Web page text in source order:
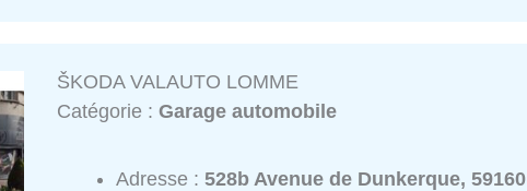
ŠKODA VALAUTO LOMME
Catégorie :Garage automobile
Adresse :528b Avenue de Dunkerque, 59160